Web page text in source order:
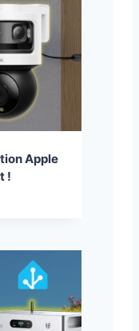
Apple
!